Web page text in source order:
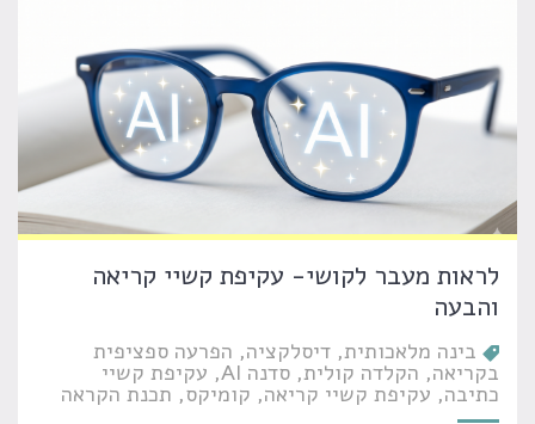
לראות מעבר לקושי- עקיפת קשיי קריאה
והבעה
בינה מלאכותית דיסלקציה הפרעה ספציפית
בקריאה הקלדה קולית סדנה AI עקיפת קשיי
כתיבה עקיפת קשיי קריאה קומיקס תכנת הקראה